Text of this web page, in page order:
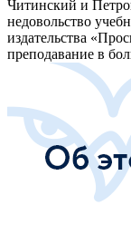
Читинский и
недовольство
издательства
преподавание в